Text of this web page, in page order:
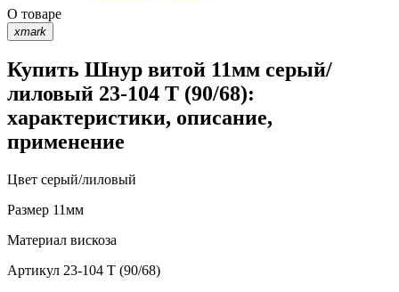
О товаре
xmark
Купить Шнур витой 11мм серый/
лиловый 23-104 T (90/68):
характеристики, описание,
применение
Цвет серый/лиловый
Размер 11мм
Материал вискоза
Артикул 23-104 T (90/68)